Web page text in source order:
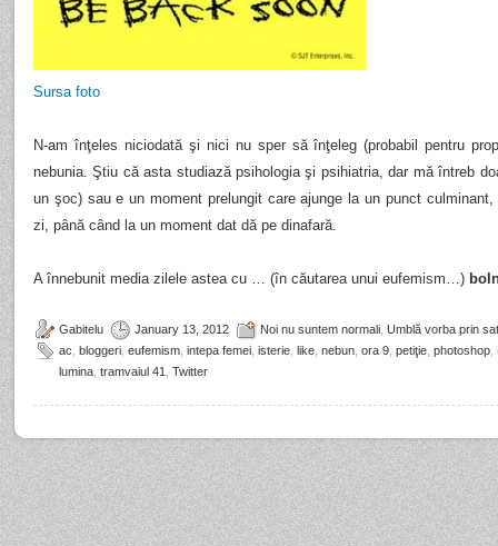
Sursa foto
N-am înţeles niciodată şi nici nu sper să înţeleg (probabil pentru
nebunia. Ştiu că asta studiază psihologia şi psihiatria, dar mă întreb
un şoc) sau e un moment prelungit care ajunge la un punct
zi, până când la un moment dat dă pe dinafară.
A înnebunit media zilele astea cu … (în căutarea unui eufemism…)
Gabitelu January 13, 2012 Noi nu suntem normali Umblă vorba prin
ac bloggeri eufemism intepa femei isterie like nebun ora 9 petiţie photoshop
lumina tramvaiul 41 Twitter